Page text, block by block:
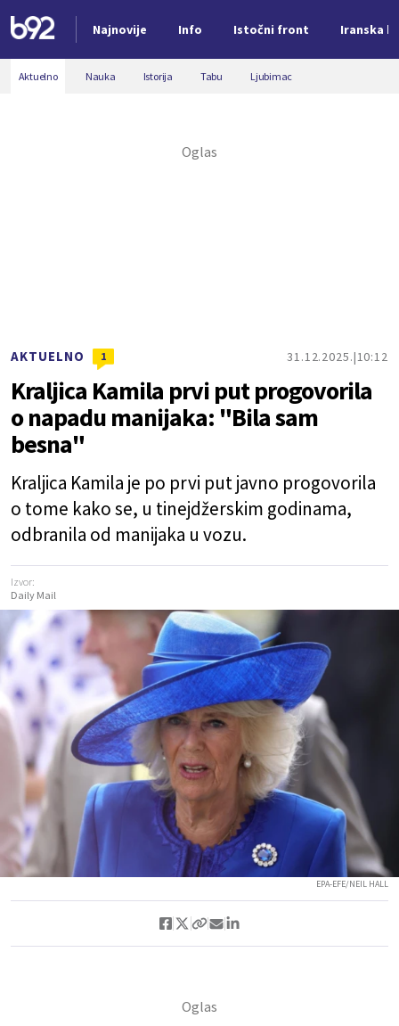
Najnovije Info Istočni front Iranska
Nova vest
Aktuelno Nauka Istorija Tabu Ljubimac
AKTUELNO 1 31.12.2025. 10:12
Kraljica Kamila prvi put progovorila
o napadu manijaka: "Bila sam
besna"
Kraljica Kamila je po prvi put javno progovorila
o tome kako se, u tinejdžerskim godinama,
odbranila od manijaka u vozu.
Izvor:
Daily Mail
EPA-EFE/NEIL HALL